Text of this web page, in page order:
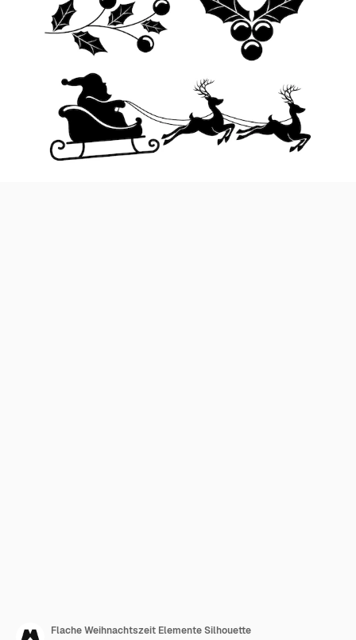
Flache Weihnachtszeit Elemente Silhouette